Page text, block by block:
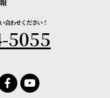
合わせください！
5055